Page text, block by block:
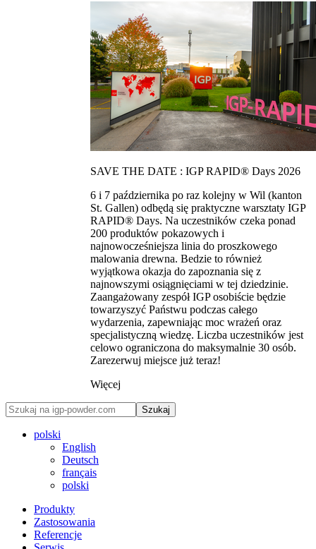
SAVE THE DATE : IGP RAPID® Days 2026
6 i 7 października po raz kolejny w Wil (kanton
St. Gallen) odbędą się praktyczne warsztaty IGP
RAPID® Days. Na uczestników czeka ponad
200 produktów pokazowych i
najnowocześniejsza linia do proszkowego
malowania drewna. Bedzie to również
wyjątkowa okazja do zapoznania się z
najnowszymi osiągnięciami w tej dziedzinie.
Zaangażowany zespół IGP osobiście będzie
towarzyszyć Państwu podczas całego
wydarzenia, zapewniając moc wrażeń oraz
specjalistyczną wiedzę. Liczba uczestników jest
celowo ograniczona do maksymalnie 30 osób.
Zarezerwuj miejsce już teraz!
Więcej
Szukaj
polski
English
Deutsch
français
polski
Produkty
Zastosowania
Referencje